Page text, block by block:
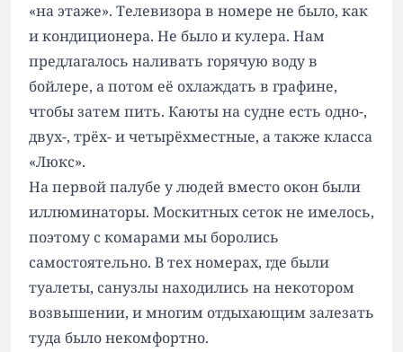
«на этаже». Телевизора в номере не было, как
и кондиционера. Не было и кулера. Нам
предлагалось наливать горячую воду в
бойлере, а потом её охлаждать в графине,
чтобы затем пить. Каюты на судне есть одно-,
двух-, трёх- и четырёхместные, а также класса
«Люкс».
На первой палубе у людей вместо окон были
иллюминаторы. Москитных сеток не имелось,
поэтому с комарами мы боролись
самостоятельно. В тех номерах, где были
туалеты, санузлы находились на некотором
возвышении, и многим отдыхающим залезать
туда было некомфортно.